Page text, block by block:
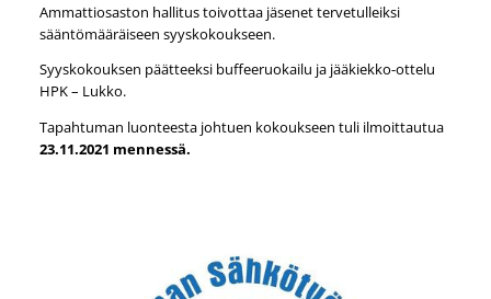
Ammattiosaston hallitus toivottaa jäsenet tervetulleiksi
sääntömääräiseen syyskokoukseen.
Syyskokouksen päätteeksi buffeeruokailu ja jääkiekko-ottelu
HPK – Lukko.
Tapahtuman luonteesta johtuen kokoukseen tuli ilmoittautua
23.11.2021 mennessä.